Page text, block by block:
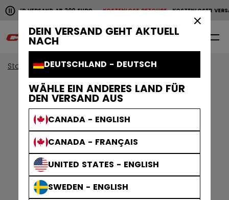
DEIN VERSAND GEHT AKTUELL
NACH
DEUTSCHLAND - DEUTSCH
WÄHLE EIN ANDERES LAND FÜR
DEN VERSAND AUS
CANADA - ENGLISH
CANADA - FRANÇAIS
UNITED STATES - ENGLISH
SWEDEN - ENGLISH
Horizontale Bildlaufanimation anhalten.
VERSAND AB 200 EUROKOSTENLOSE RETOURE KOSTENLOSER
KOSTENLOSER VERSAND AB 200 EURO KOSTENLOSE
0
Start Helme Helmzubehör